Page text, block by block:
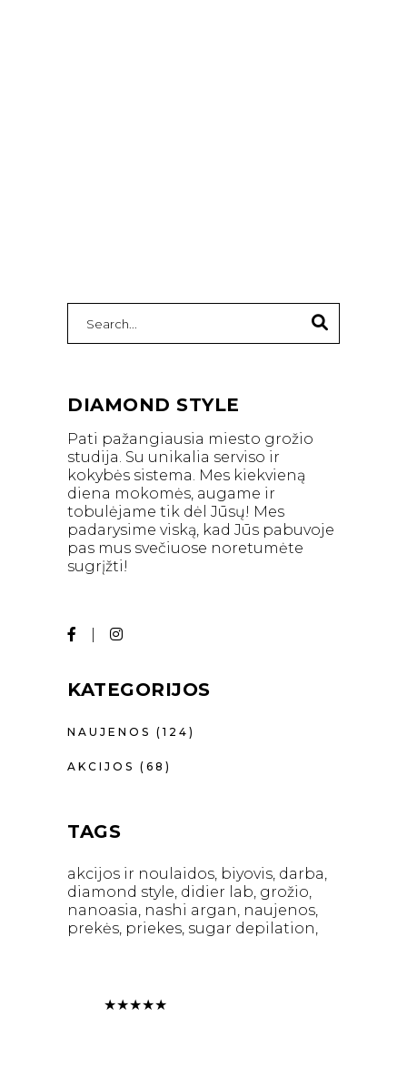
for:
DIAMOND STYLE
Pati pažangiausia miesto grožio
studija. Su unikalia serviso ir
kokybės sistema. Mes kiekvieną
diena mokomės, augame ir
tobulėjame tik dėl Jūsų! Mes
padarysime viską, kad Jūs pabuvoje
pas mus svečiuose noretumėte
sugrįžti!
KATEGORIJOS
NAUJENOS (124)
AKCIJOS (68)
TAGS
akcijos ir noulaidos biyovis darba
diamond style didier lab grožio
nanoasia nashi argan naujenos
prekės priekes sugar depilation
★★★★★